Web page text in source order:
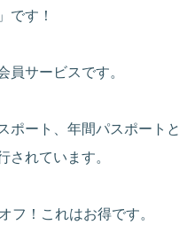
です！
員サービスです。
ポート、年間パスポートと
されています。
フ！これはお得です。